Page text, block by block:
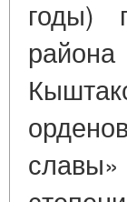
годы)